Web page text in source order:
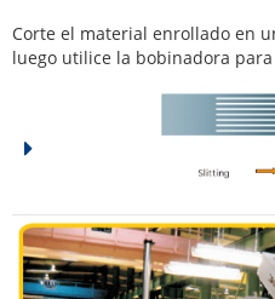
Corte el material enrollado en
luego utilice la bobinadora